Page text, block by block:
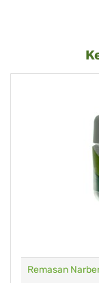
Remasan